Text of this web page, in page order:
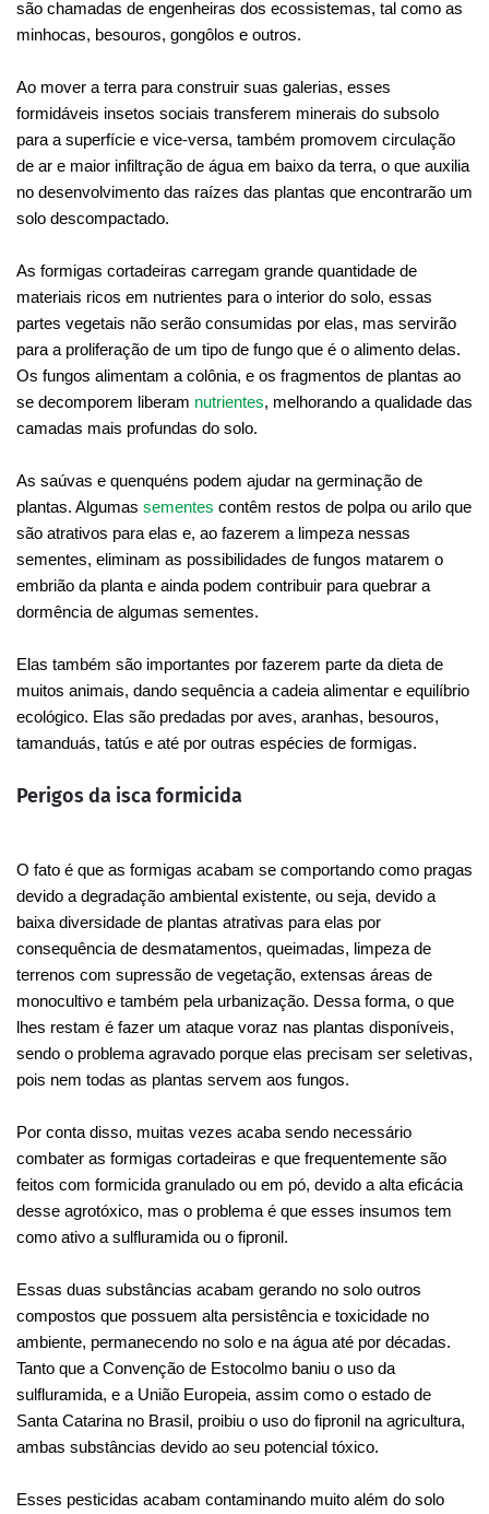
são chamadas de engenheiras dos ecossistemas, tal como as
minhocas, besouros, gongôlos e outros.
Ao mover a terra para construir suas galerias, esses
formidáveis insetos sociais transferem minerais do subsolo
para a superfície e vice-versa, também promovem circulação
de ar e maior infiltração de água em baixo da terra, o que auxilia
no desenvolvimento das raízes das plantas que encontrarão um
solo descompactado.
As formigas cortadeiras carregam grande quantidade de
materiais ricos em nutrientes para o interior do solo, essas
partes vegetais não serão consumidas por elas, mas servirão
para a proliferação de um tipo de fungo que é o alimento delas.
Os fungos alimentam a colônia, e os fragmentos de plantas ao
se decomporem liberam nutrientes, melhorando a qualidade das
camadas mais profundas do solo.
As saúvas e quenquéns podem ajudar na germinação de
plantas. Algumas sementes contêm restos de polpa ou arilo que
são atrativos para elas e, ao fazerem a limpeza nessas
sementes, eliminam as possibilidades de fungos matarem o
embrião da planta e ainda podem contribuir para quebrar a
dormência de algumas sementes.
Elas também são importantes por fazerem parte da dieta de
muitos animais, dando sequência a cadeia alimentar e equilíbrio
ecológico. Elas são predadas por aves, aranhas, besouros,
tamanduás, tatús e até por outras espécies de formigas.
Perigos da isca formicida
O fato é que as formigas acabam se comportando como pragas
devido a degradação ambiental existente, ou seja, devido a
baixa diversidade de plantas atrativas para elas por
consequência de desmatamentos, queimadas, limpeza de
terrenos com supressão de vegetação, extensas áreas de
monocultivo e também pela urbanização. Dessa forma, o que
lhes restam é fazer um ataque voraz nas plantas disponíveis,
sendo o problema agravado porque elas precisam ser seletivas,
pois nem todas as plantas servem aos fungos.
Por conta disso, muitas vezes acaba sendo necessário
combater as formigas cortadeiras e que frequentemente são
feitos com formicida granulado ou em pó, devido a alta eficácia
desse agrotóxico, mas o problema é que esses insumos tem
como ativo a sulfluramida ou o fipronil.
Essas duas substâncias acabam gerando no solo outros
compostos que possuem alta persistência e toxicidade no
ambiente, permanecendo no solo e na água até por décadas.
Tanto que a Convenção de Estocolmo baniu o uso da
sulfluramida, e a União Europeia, assim como o estado de
Santa Catarina no Brasil, proibiu o uso do fipronil na agricultura,
ambas substâncias devido ao seu potencial tóxico.
Esses pesticidas acabam contaminando muito além do solo